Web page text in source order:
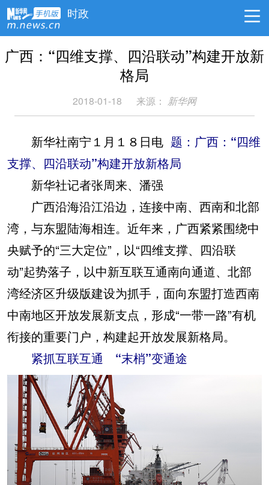
时政
广西：“四维支撑、四沿联动”构建开放新
格局
2018-01-18 来源： 新华网
新华社南宁１月１８日电 题：广西：“四维
支撑、四沿联动”构建开放新格局
新华社记者张周来、潘强
广西沿海沿江沿边，连接中南、西南和北部
湾，与东盟陆海相连。近年来，广西紧紧围绕中
央赋予的“三大定位”，以“四维支撑、四沿联
动”起势落子，以中新互联互通南向通道、北部
湾经济区升级版建设为抓手，面向东盟打造西南
中南地区开放发展新支点，形成“一带一路”有机
衔接的重要门户，构建起开放发展新格局。
紧抓互联互通 “末梢”变通途